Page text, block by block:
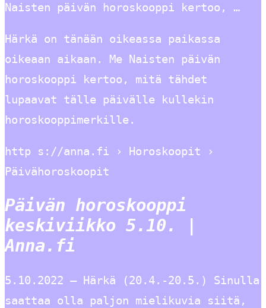
Naisten päivän horoskooppi kertoo, …
Härkä on tänään oikeassa paikassa
oikeaan aikaan. Me Naisten päivän
horoskooppi kertoo, mitä tähdet
lupaavat tälle päivälle kullekin
horoskooppimerkille.
http s://anna.fi › Horoskoopit ›
Päivähoroskoopit
Päivän horoskooppi
keskiviikko 5.10. |
Anna.fi
5.10.2022 — Härkä (20.4.-20.5.) Sinulla
saattaa olla paljon mielikuvia siitä,